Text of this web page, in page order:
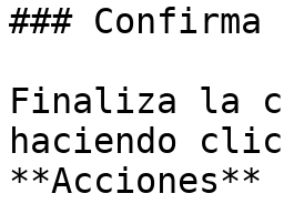
###
Finaliza la
haciendo